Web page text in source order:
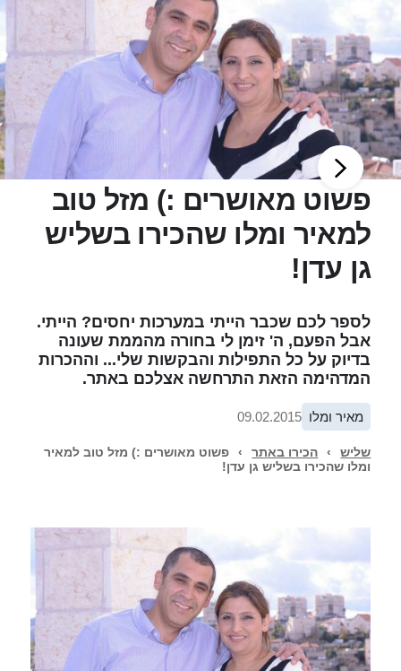
פשוט מאושרים :) מזל טוב
למאיר ומלו שהכירו בשליש
גן עדן!
לספר לכם שכבר הייתי במערכות יחסים? הייתי.
אבל הפעם, ה' זימן לי בחורה מהממת שעונה
בדיוק על כל התפילות והבקשות שלי... וההכרות
המדהימה הזאת התרחשה אצלכם באתר.
מאיר ומלו 09.02.2015
שליש › הכירו באתר ›
פשוט מאושרים :) מזל טוב למאיר
ומלו שהכירו בשליש גן עדן!